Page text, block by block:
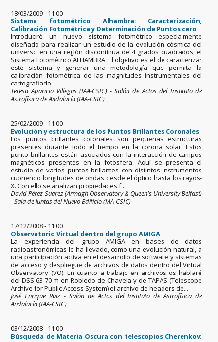
18/03/2009 - 11:00
Sistema fotométrico Alhambra: Caracterización,
Calibración Fotométrica y Determinación de Puntos cero
Introduciré un nuevo sistema fotométrico especialmente
diseñado para realizar un estudio de la evolución cósmica del
universo en una región discontinua de 4 grados cuadrados, el
Sistema Fotométrico ALHAMBRA. El objetivo es el de caracterizar
este sistema y generar una metodología que permita la
calibración fotométrica de las magnitudes instrumentales del
cartografiado....
Teresa Aparicio Villegas (IAA-CSIC) - Salón de Actos del Instituto de
Astrofísica de Andalucía (IAA-CSIC)
25/02/2009 - 11:00
Evolución y estructura de los Puntos Brillantes Coronales
Los puntos brillantes coronales son pequeñas estructuras
presentes durante todo el tiempo en la corona solar. Estos
punto brillantes están asociados con la interacción de campos
magnéticos presentes en la fotosfera. Aquí se presenta el
estudio de varios puntos brillantes con distintos instrumentos
cubriendo longitudes de ondas desde el óptico hasta los rayos-
X. Con ello se analizan propiedades f...
David Pérez-Suárez (Armagh Observatory & Queen's University Belfast)
- Sala de Juntas del Nuevo Edificio (IAA-CSIC)
17/12/2008 - 11:00
Observatorio Virtual dentro del grupo AMIGA
La experiencia del grupo AMIGA en bases de datos
radioastronómicas le ha llevado, como una evolución natural, a
una participación activa en el desarrollo de software y sistemas
de acceso y despliegue de archivos de datos dentro del Virtual
Observatory (VO). En cuanto a trabajo en archivos os hablaré
del DSS-63 70-m en Robledo de Chavela y de TAPAS (Telescope
Archive for Public Access System) el archivo de headers de...
José Enrique Ruiz - Salón de Actos del Instituto de Astrofísica de
Andalucía (IAA-CSIC)
03/12/2008 - 11:00
Búsqueda de Materia Oscura con telescopios Cherenkov: